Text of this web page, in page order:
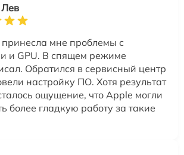
мне проблемы с
и GPU. В спящем режиме
Обратился в сервисный центр
настройку ПО. Хотя результат
ощущение, что Apple могли
более гладкую работу за такие